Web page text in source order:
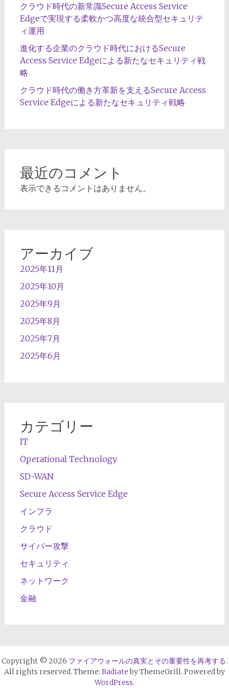
クラウド時代の新常識Secure Access Service
Edgeで実現する柔軟かつ高度な統合型セキュリテ
ィ運用
進化する企業のクラウド時代におけるSecure
Access Service Edgeによる新たなセキュリティ戦
略
クラウド時代の働き方革新を支えるSecure Access
Service Edgeによる新たなセキュリティ戦略
最近のコメント
表示できるコメントはありません。
アーカイブ
2025年11月
2025年10月
2025年9月
2025年8月
2025年7月
2025年6月
カテゴリー
IT
Operational Technology
SD-WAN
Secure Access Service Edge
インフラ
クラウド
サイバー攻撃
セキュリティ
ネットワーク
金融
Copyright © 2026 ファイアウォールの真実とその重要性を再考する.
All rights reserved. Theme: Radiateby ThemeGrill. Powered by
WordPress.